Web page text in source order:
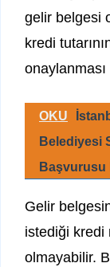
gelir belgesi
kredi
OKU
Belediyesi
Başvurusu
Gelir
istediği kredi
olmayabilir.